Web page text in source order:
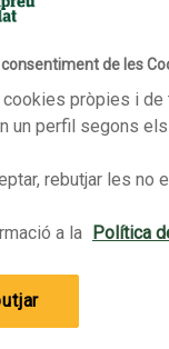
fins 13/07/2026
IMPASTO Pizza 4
de les
pròpies i de
un perfil segons
rebutjar les
a la Política